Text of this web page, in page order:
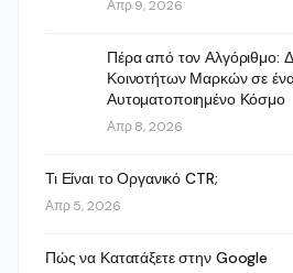
Απρ 9, 2026
Πέρα από τον Αλγόριθμο:
Κοινοτήτων Μαρκών σε
Αυτοματοποιημένο Κόσμο
Απρ 8, 2026
Τι Είναι το Οργανικό CTR;
Απρ 5, 2026
Πώς να Κατατάξετε στην Google